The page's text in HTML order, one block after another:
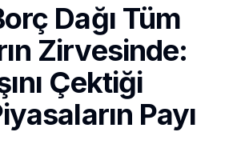
Dağı Tüm
Zirvesinde:
Çektiği
Payı